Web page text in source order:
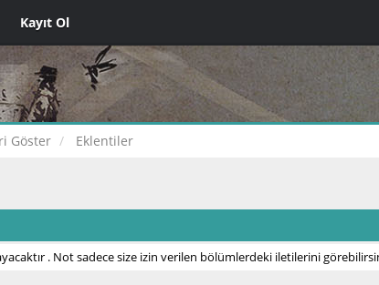
Kayıt Ol
Göster Eklentiler
. Not sadece size izin verilen bölümlerdeki iletilerini